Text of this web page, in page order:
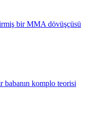
bir MMA dövüşçüsü
babanın komplo teorisi